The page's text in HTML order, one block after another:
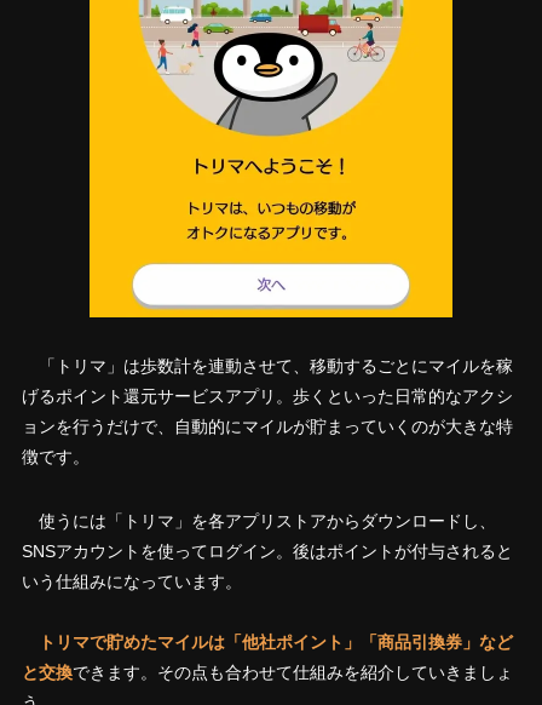
「トリマ」は歩数計を連動させて、移動するごとにマイルを稼
げるポイント還元サービスアプリ。歩くといった日常的なアクシ
ョンを行うだけで、自動的にマイルが貯まっていくのが大きな特
徴です。
使うには「トリマ」を各アプリストアからダウンロードし、
SNSアカウントを使ってログイン。後はポイントが付与されると
いう仕組みになっています。
トリマで貯めたマイルは「他社ポイント」「商品引換券」など
と交換できます。その点も合わせて仕組みを紹介していきましょ